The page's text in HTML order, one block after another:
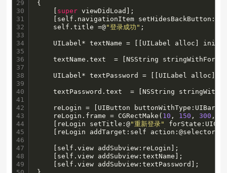
29
30
31
32
33
34
35
36
37
38
39
40
41
42
43
44
45
46
47
48
49
{
    [
super viewDidLoad];
[self.navigationItem
    self.title =@
"登录成功" ;
UILabel* textName = [[UILabel alloc]
textName.text  = [NSString
UILabel* textPassword = [[UILabel alloc]
textPassword.text  = [NSString
reLogin = [UIButton
    reLogin.frame = CGRectMake(
10 , 150 , 300 ,
    [reLogin setTitle:@
"重新登录"
[reLogin addTarget:self
    [self.view addSubview:reLogin];
    [self.view addSubview:textName];
    [self.view addSubview:textPassword];